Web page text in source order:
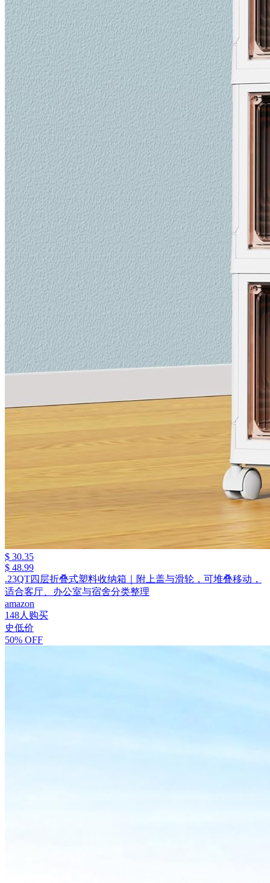
$ 30.35
$ 48.99
.23QT四层折叠式塑料收纳箱｜附上盖与滑轮，可堆叠移动，
适合客厅、办公室与宿舍分类整理
amazon
148人购买
史低价
50% OFF